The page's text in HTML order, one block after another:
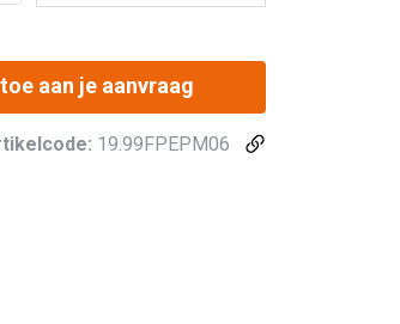
aan je aanvraag
19.99FPEPM06